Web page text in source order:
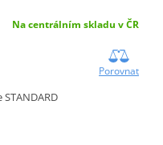
Na centrálním skladu v ČR
Porovnat
STANDARD